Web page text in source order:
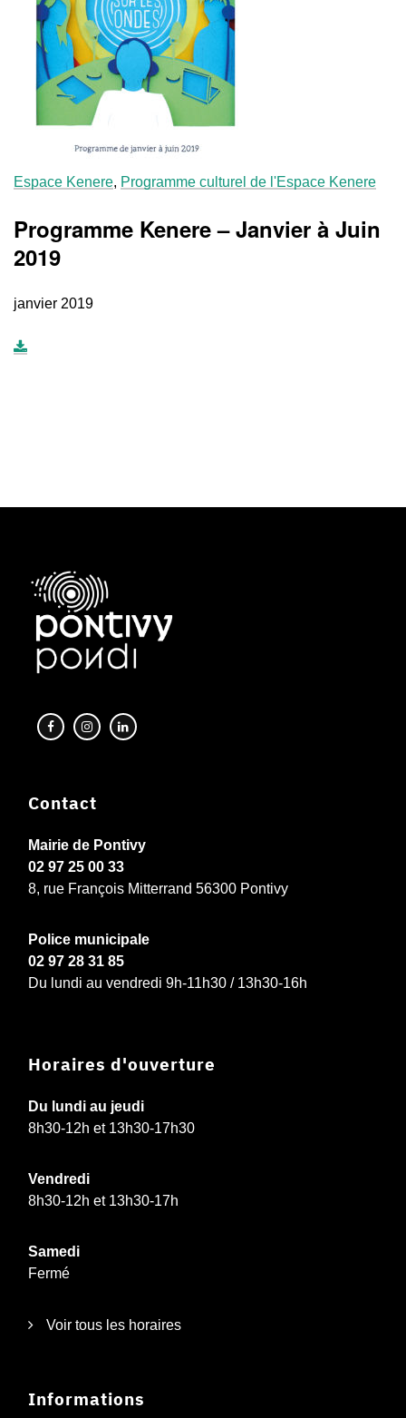
Espace Kenere, Programme culturel de l'Espace Kenere
Programme Kenere – Janvier à Juin
2019
janvier 2019
Contact
Mairie de Pontivy
02 97 25 00 33
8, rue François Mitterrand 56300 Pontivy
Police municipale
02 97 28 31 85
Du lundi au vendredi 9h-11h30 / 13h30-16h
Horaires d'ouverture
Du lundi au jeudi
8h30-12h et 13h30-17h30
Vendredi
8h30-12h et 13h30-17h
Samedi
Fermé
Voir tous les horaires
Informations